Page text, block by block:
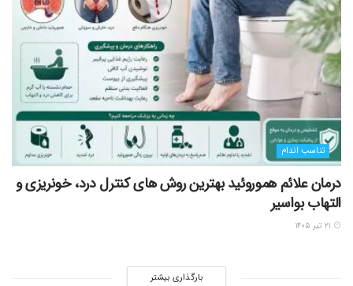
تناسب اندام
درمان علائم هموروئید بهترین روش های کنترل درد، خونریزی و
التهاب بواسیر
بارگذاری بیشتر